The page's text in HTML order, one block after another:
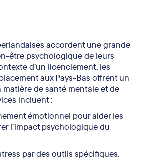
accordent une grande
être psychologique de leurs
d’un licenciement, les
aux Pays-Bas offrent un
de santé mentale et de
incluent :
émotionnel pour aider les
l’impact psychologique du
par des outils spécifiques.